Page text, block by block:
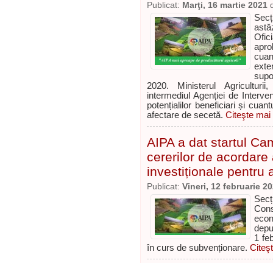
Publicat: Marţi, 16 martie 2021
2020. Ministerul
intermediul Agenției de
potențialilor beneficiari și
afectare de secetă. Citeşte mai
AIPA a dat startul
cererilor de
investiționale pentru
Publicat: Vineri, 12 februarie
1
în curs de subvenționare.